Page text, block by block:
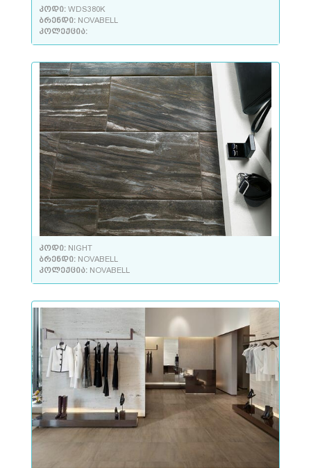
კოდი: WDS380K
ბრენდი: NOVABELL
კოლექცია:
კოდი: NIGHT
ბრენდი: NOVABELL
კოლექცია: NOVABELL